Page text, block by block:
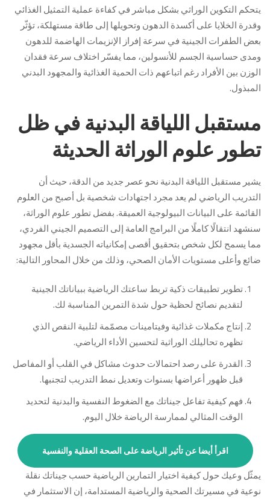
يتحكم التكوين الوراثي بشكل مباشر في كفاءة عملية التمثيل الغذائي
وقدرة الخلايا على أكسدة الدهون وتحويلها إلى طاقة مستهلكة، تؤثّر
بعض الطفرات الجينية في سرعة إفراز الإنزيمات الهاضمة للدهون
ومدى حساسية الجسم للأنسولين، مما يفسّر اختلاف سرعة فقدان
الوزن بين الأفراد رغم اتباعهم ذات الحمية الغذائية والمجهود البدني
المبذول.
مستقبل اللياقة البدنية في ظل
تطور علوم الوراثة الحديثة
يشير مستقبل اللياقة البدنية نحو عصر جديد من الدقة، حيث أن
التدريب الرياضي لم يعد مجرد اجتهادات شخصية بل أصبح من العلوم
القائمة على البيانات البيولوجية العميقة. بفضل تطور علوم الوراثة،
سنشهد انتقالًا كاملًا من البرامج العامة إلى التصميم الجيني الفردي،
مما يسمح لكل شخص بتحقيق أقصى إمكانياته الجسدية بأقل مجهود
ضائع وأعلى مستويات الأمان الصحي، وذلك من خلال المحاور التالية:
تطوير تطبيقات ذكية تربط ساعتك الرياضية ببياناتك الجينية
لتقديم نصائح لحظية حول شدة التمرين المناسبة لك.
إنتاج مكملات غذائية وفيتامينات مصمّمة لتلبية النقص الذي
تظهره تحاليلك الوراثية لتحسين الأداء الرياضي.
القدرة على رصد احتمالات حدوث مشاكل في القلب أو المفاصل
قبل ظهور أعراضها بسنوات وتعديل نمط التدريب لتجنبها.
فهم كيفية تفاعل جيناتك مع الضغوط النفسية والبدنية لتحديد
الوقت المثالي لممارسة الرياضة خلال اليوم.
اقرأ أيضا عن تأثير الرياضة على الصحة العقلية والنفسية
يمثّل وعيك حول كيفية اختيار التمارين الرياضية حسب جيناتك نقلة
نوعية في مسيرتك الصحية والرياضية المستدامة، إن الاستثمار في